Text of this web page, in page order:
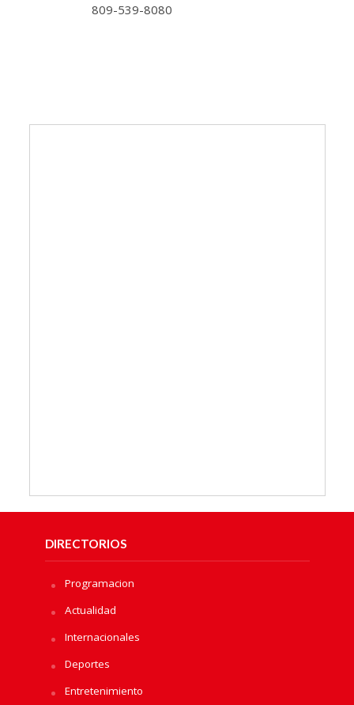
809-539-8080
DIRECTORIOS
Programacion
Actualidad
Internacionales
Deportes
Entretenimiento